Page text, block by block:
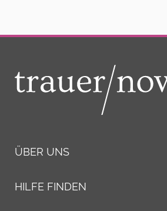
ÜBER UNS
HILFE FINDEN